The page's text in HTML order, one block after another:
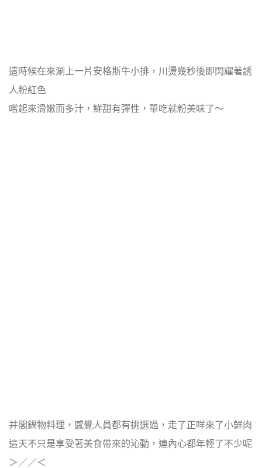
這時候在來涮上一片安格斯牛小排，川燙幾秒後即閃耀著誘
人粉紅色
嚐起來滑嫩而多汁，鮮甜有彈性，單吃就粉美味了～
井閣鍋物料理，感覺人員都有挑選過，走了正咩來了小鮮肉
這天不只是享受著美食帶來的沁動，連內心都年輕了不少呢
＞／／＜